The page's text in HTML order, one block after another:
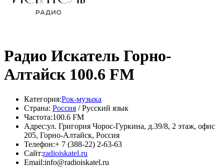
Радио Искатель Горно-
Алтайск 100.6 FM
Категория:Рок-музыка
Страна: Россия / Русский язык
Частота:100.6 FM
Адрес:ул. Григория Чорос-Гуркина, д.39/8, 2 этаж, офис
205, Горно-Алтайск, Россия
Телефон:+ 7 (388-22) 2-63-63
Сайт:radioiskatel.ru
Email:info@radioiskatel.ru